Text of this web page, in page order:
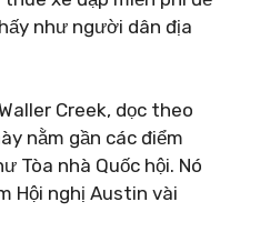
như người dân địa
Creek, dọc theo
nằm gần các điểm
Tòa nhà Quốc hội. Nó
Hội nghị Austin vài